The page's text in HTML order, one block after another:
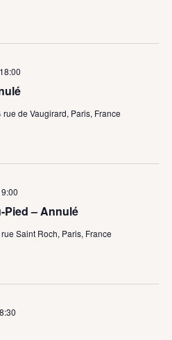
18:00
rue de Vaugirard, Paris, France
Pied – Annulé
Saint Roch, Paris, France